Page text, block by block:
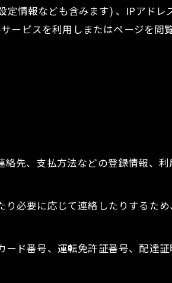
情報なども含みます) 、IPアドレ
ービスを利用しまたはページを閲
先、支払方法などの登録情報、
必要に応じて連絡したりするため
ド番号、運転免許証番号、配達